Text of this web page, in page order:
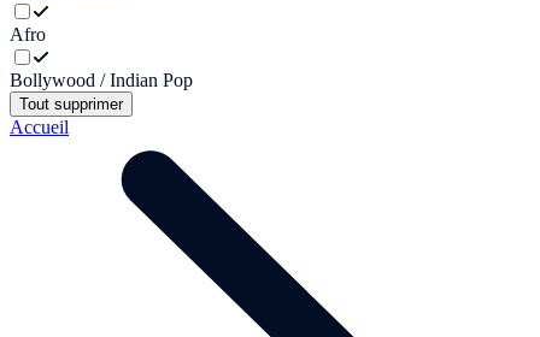
Afro
Bollywood / Indian Pop
Tout supprimer
Accueil